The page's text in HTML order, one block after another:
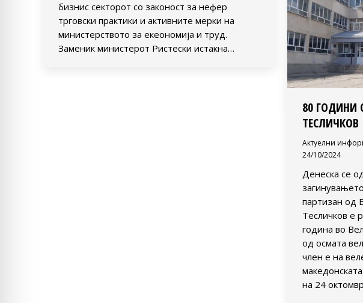
бизнис секторот со законост за нефер
трговски практики и активните мерки на
министерството за екеономија и труд.
Заменик министерот Ристески истакна…
80 ГОДИНИ
ТЕСЛИЧКОВ
Актуелни
24/10/2024
Денеска се
партизан од
Тесличков е
година во
од осмата
член е на
на 24